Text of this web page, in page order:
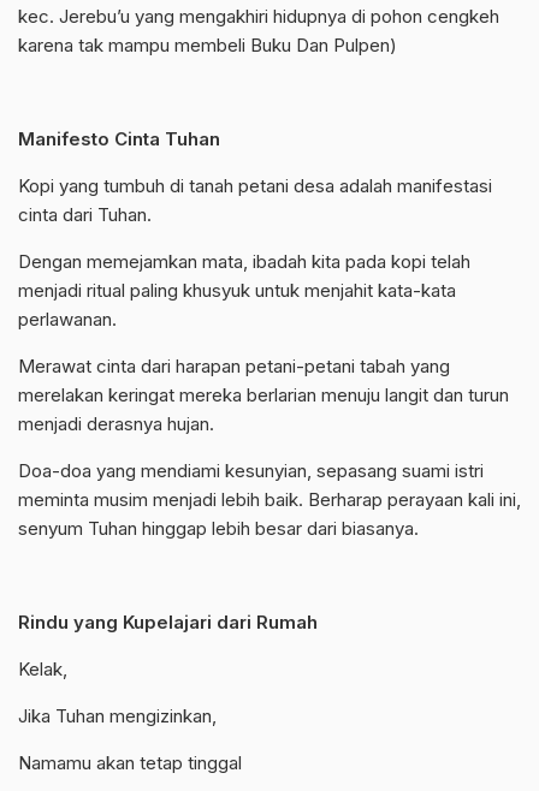
kec. Jerebu’u yang mengakhiri hidupnya di pohon cengkeh
karena tak mampu membeli Buku Dan Pulpen)
Manifesto Cinta Tuhan
Kopi yang tumbuh di tanah petani desa adalah manifestasi
cinta dari Tuhan.
Dengan memejamkan mata, ibadah kita pada kopi telah
menjadi ritual paling khusyuk untuk menjahit kata-kata
perlawanan.
Merawat cinta dari harapan petani-petani tabah yang
merelakan keringat mereka berlarian menuju langit dan turun
menjadi derasnya hujan.
Doa-doa yang mendiami kesunyian, sepasang suami istri
meminta musim menjadi lebih baik. Berharap perayaan kali ini,
senyum Tuhan hinggap lebih besar dari biasanya.
Rindu yang Kupelajari dari Rumah
Kelak,
Jika Tuhan mengizinkan,
Namamu akan tetap tinggal